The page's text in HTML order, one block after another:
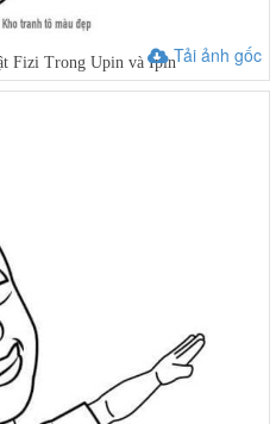
Tải ảnh gốc
Fizi Trong Upin và Ipin